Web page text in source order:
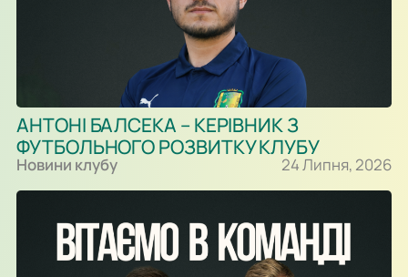
АНТОНІ БАЛСЕКА – КЕРІВНИК З
ФУТБОЛЬНОГО РОЗВИТКУ КЛУБУ
Новини клубу 24 Липня, 2026